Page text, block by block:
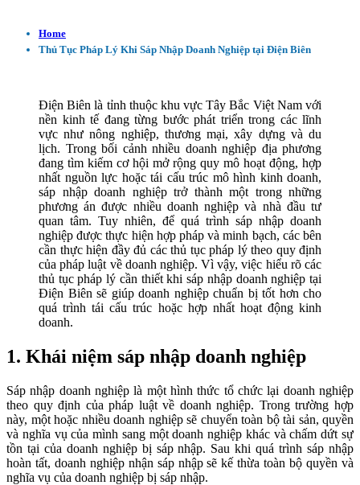
Home
Thủ Tục Pháp Lý Khi Sáp Nhập Doanh Nghiệp tại Điện Biên
Điện Biên là tỉnh thuộc khu vực Tây Bắc Việt Nam với
nền kinh tế đang từng bước phát triển trong các lĩnh
vực như nông nghiệp, thương mại, xây dựng và du
lịch. Trong bối cảnh nhiều doanh nghiệp địa phương
đang tìm kiếm cơ hội mở rộng quy mô hoạt động, hợp
nhất nguồn lực hoặc tái cấu trúc mô hình kinh doanh,
sáp nhập doanh nghiệp trở thành một trong những
phương án được nhiều doanh nghiệp và nhà đầu tư
quan tâm. Tuy nhiên, để quá trình sáp nhập doanh
nghiệp được thực hiện hợp pháp và minh bạch, các bên
cần thực hiện đầy đủ các thủ tục pháp lý theo quy định
của pháp luật về doanh nghiệp. Vì vậy, việc hiểu rõ các
thủ tục pháp lý cần thiết khi sáp nhập doanh nghiệp tại
Điện Biên sẽ giúp doanh nghiệp chuẩn bị tốt hơn cho
quá trình tái cấu trúc hoặc hợp nhất hoạt động kinh
doanh.
1. Khái niệm sáp nhập doanh nghiệp
Sáp nhập doanh nghiệp là một hình thức tổ chức lại doanh nghiệp
theo quy định của pháp luật về doanh nghiệp. Trong trường hợp
này, một hoặc nhiều doanh nghiệp sẽ chuyển toàn bộ tài sản, quyền
và nghĩa vụ của mình sang một doanh nghiệp khác và chấm dứt sự
tồn tại của doanh nghiệp bị sáp nhập. Sau khi quá trình sáp nhập
hoàn tất, doanh nghiệp nhận sáp nhập sẽ kế thừa toàn bộ quyền và
nghĩa vụ của doanh nghiệp bị sáp nhập.